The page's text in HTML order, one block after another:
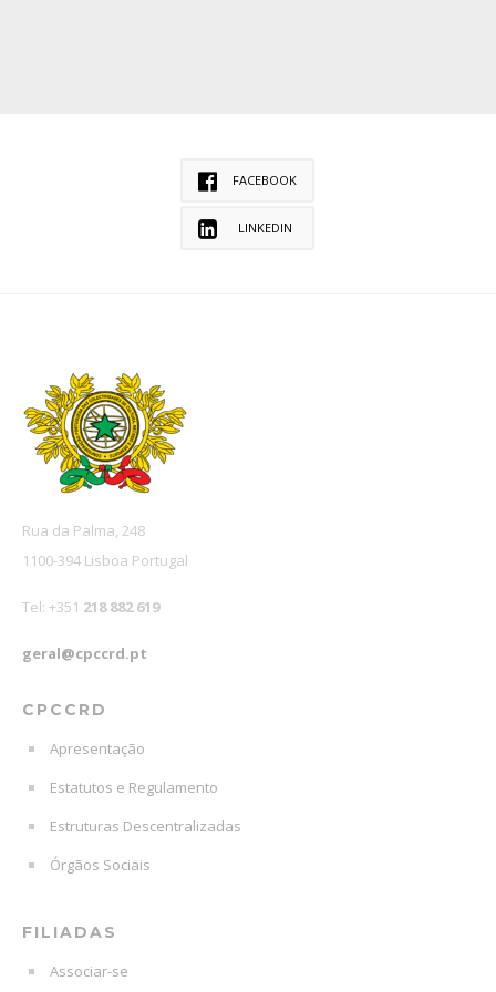
FACEBOOK
LINKEDIN
Rua da Palma, 248
1100-394 Lisboa Portugal
Tel: +351 218 882 619
geral@cpccrd.pt
CPCCRD
Apresentação
Estatutos e Regulamento
Estruturas Descentralizadas
Órgãos Sociais
FILIADAS
Associar-se